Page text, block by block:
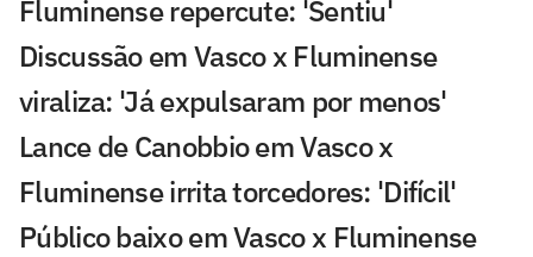
Fluminense repercute: 'Sentiu'
Discussão em Vasco x Fluminense
viraliza: 'Já expulsaram por menos'
Lance de Canobbio em Vasco x
Fluminense irrita torcedores: 'Difícil'
Público baixo em Vasco x Fluminense